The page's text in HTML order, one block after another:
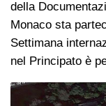
della
Monaco sta
Settimana
nel Principato è